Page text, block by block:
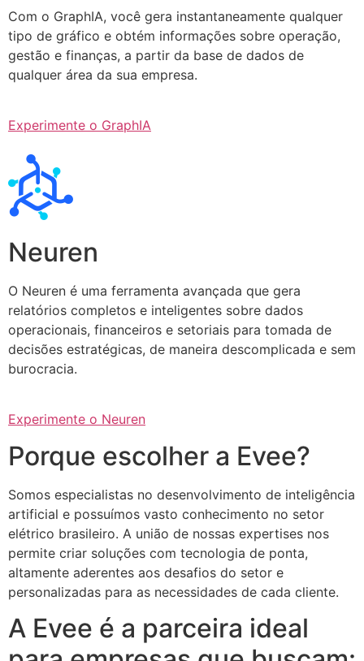
Com o GraphIA, você gera instantaneamente qualquer
tipo de gráfico e obtém informações sobre operação,
gestão e finanças, a partir da base de dados de
qualquer área da sua empresa.
Experimente o GraphIA
Neuren
O Neuren é uma ferramenta avançada que gera
relatórios completos e inteligentes sobre dados
operacionais, financeiros e setoriais para tomada de
decisões estratégicas, de maneira descomplicada e sem
burocracia.
Experimente o Neuren
Porque escolher a Evee?
Somos especialistas no desenvolvimento de inteligência
artificial e possuímos vasto conhecimento no setor
elétrico brasileiro. A união de nossas expertises nos
permite criar soluções com tecnologia de ponta,
altamente aderentes aos desafios do setor e
personalizadas para as necessidades de cada cliente.
A Evee é a parceira ideal